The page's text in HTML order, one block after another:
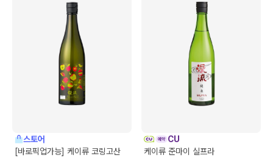
스토어
[바로픽업가능] 케이류 코링고산
CU
케이류 준마이 실프라